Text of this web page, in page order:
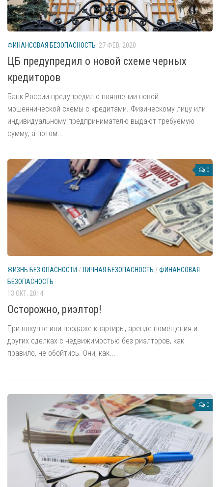
Охранные практики
Жизнь без опасности
Охрана русского языка при его транспортировке
Охранное видео
Робототехника
Биометрия
Сенсоры (датчики)
Средства защиты
Личная безопасность
Безопасное потребление
Безопасность в толпе
Защита от ножа
Защита от собак
Контакт с чиновником
Медицинская безопасность
Психиэмоциональная безопасность
Финансовая безопасность
Электромагнитная безопасность
Домашняя безопасность
Безопасность в жилище
Охрана частного домостроения
Пожарная безопасность
ФИНАНСОВАЯ БЕЗОПАСНОСТЬ 27 ФЕВ, 2020
ЦБ предупредил о новой схеме черных
кредиторов
Банк России предупредил о появлении новой
мошеннической схемы с кредитами. Физическому лицу или
индивидуальному предпринимателю выдают требуемую
сумму, а потом...
0
ЖИЗНЬ БЕЗ ОПАСНОСТИ /ЛИЧНАЯ БЕЗОПАСНОСТЬ /ФИНАНСОВАЯ
БЕЗОПАСНОСТЬ
13 ОКТ, 2014
Осторожно, риэлтор!
При покупке или продаже квартиры, аренде помещения и
других сделках с недвижимостью без риэлторов, как
правило, не обойтись. Они, как...
0